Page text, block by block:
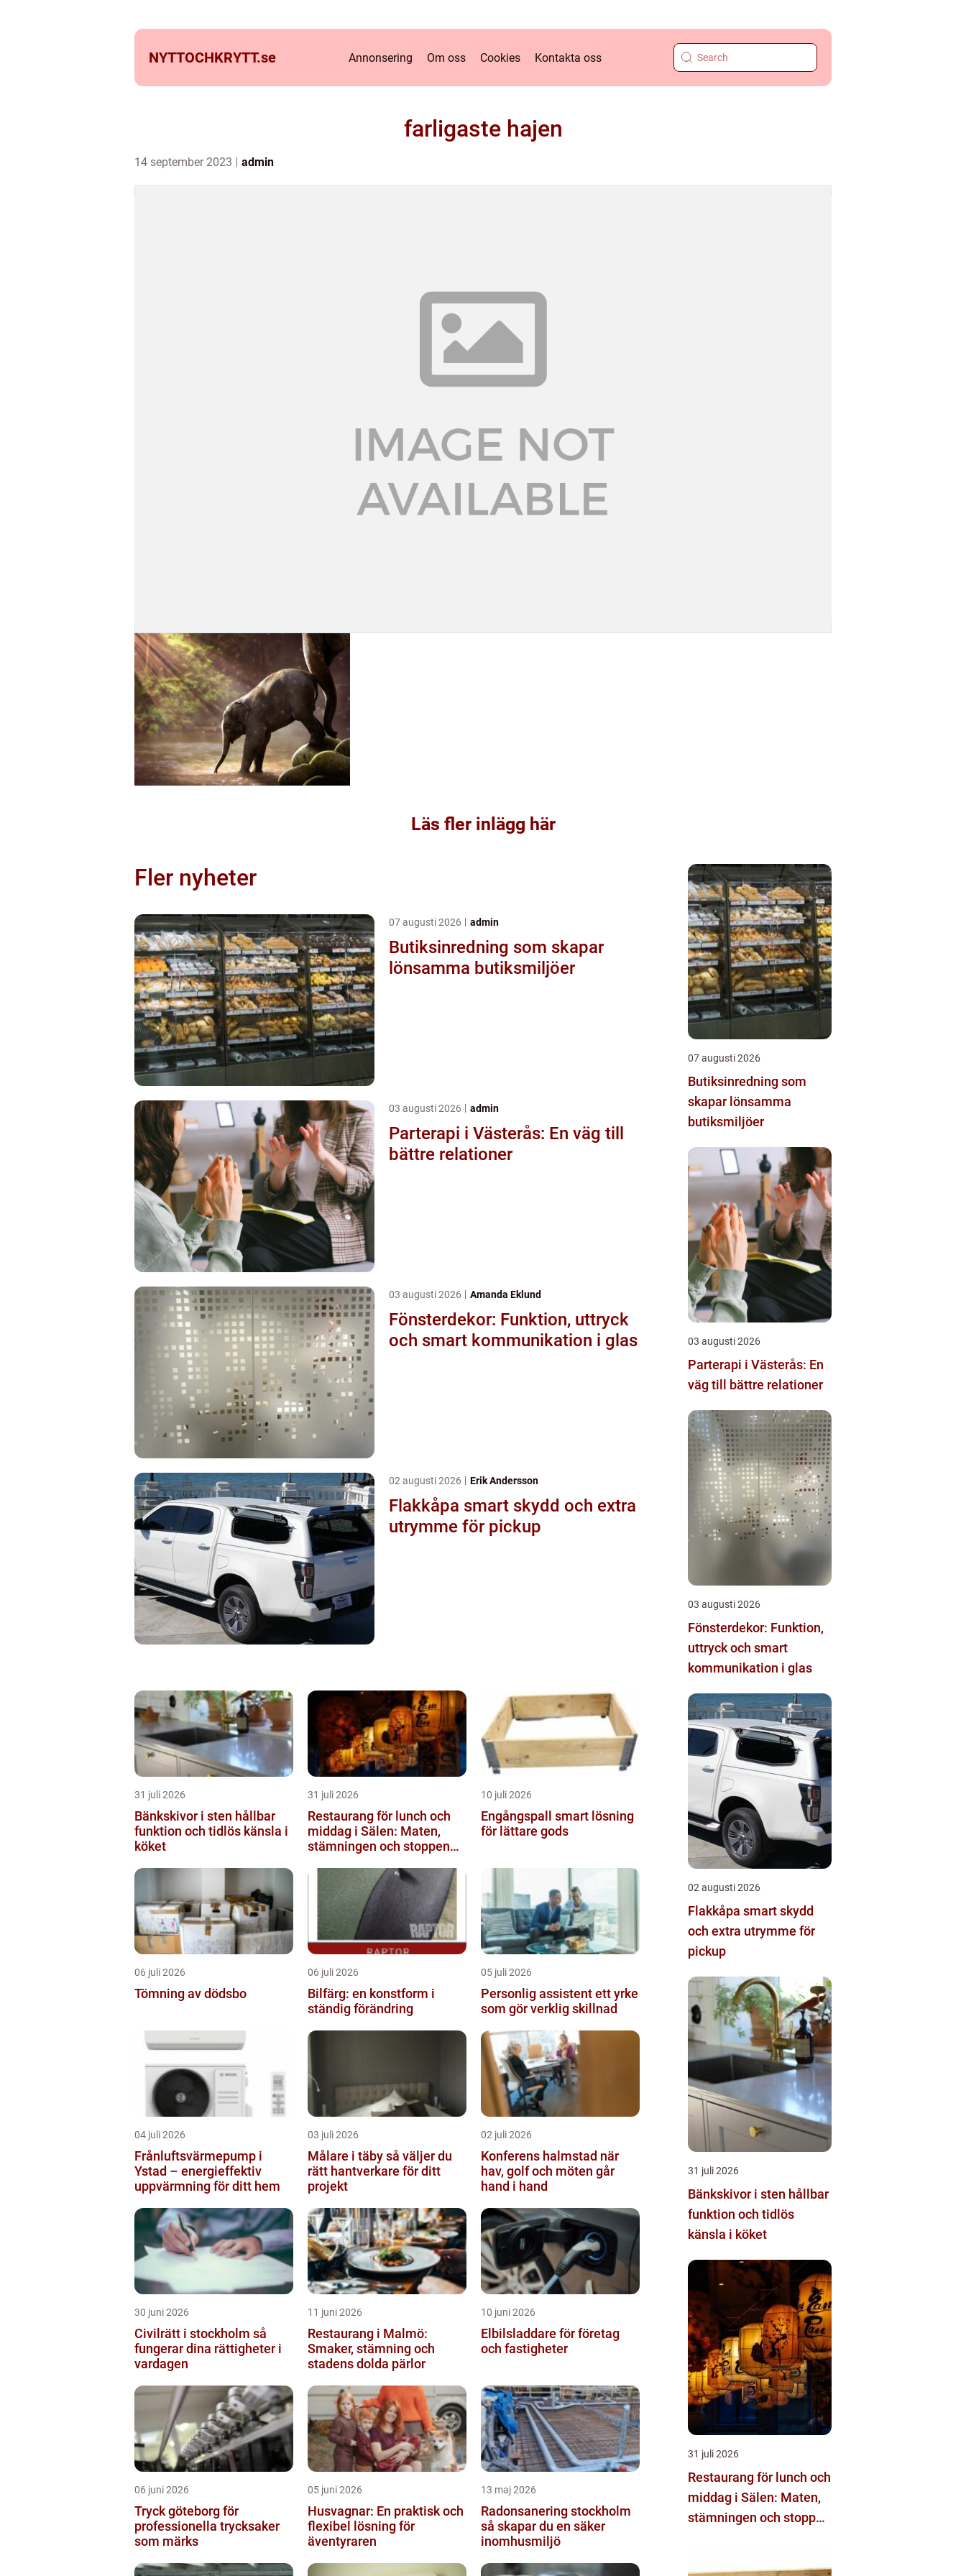
NYTTOCHKRYTT.se Annonsering Om oss Cookies Kontakta oss
farligaste hajen
14 september 2023 admin
Läs fler inlägg här
Fler nyheter
07 augusti 2026 admin
Butiksinredning som skapar
lönsamma butiksmiljöer
03 augusti 2026 admin
Parterapi i Västerås: En väg till
bättre relationer
03 augusti 2026 Amanda Eklund
Fönsterdekor: Funktion, uttryck
och smart kommunikation i glas
02 augusti 2026 Erik Andersson
Flakkåpa smart skydd och extra
utrymme för pickup
31 juli 2026
Bänkskivor i sten hållbar
funktion och tidlös känsla i
köket
31 juli 2026
Restaurang för lunch och
middag i Sälen: Maten,
stämningen och stoppen
10 juli 2026
Engångspall smart lösning
för lättare gods
06 juli 2026
Tömning av dödsbo
06 juli 2026
Bilfärg: en konstform i
ständig förändring
05 juli 2026
Personlig assistent ett yrke
som gör verklig skillnad
04 juli 2026
Frånluftsvärmepump i
Ystad – energieffektiv
uppvärmning för ditt hem
03 juli 2026
Målare i täby så väljer du
rätt hantverkare för ditt
projekt
02 juli 2026
Konferens halmstad när
hav, golf och möten går
hand i hand
30 juni 2026
Civilrätt i stockholm så
fungerar dina rättigheter i
vardagen
11 juni 2026
Restaurang i Malmö:
Smaker, stämning och
stadens dolda pärlor
10 juni 2026
Elbilsladdare för företag
och fastigheter
06 juni 2026
Tryck göteborg för
professionella trycksaker
som märks
05 juni 2026
Husvagnar: En praktisk och
flexibel lösning för
äventyraren
13 maj 2026
Radonsanering stockholm
så skapar du en säker
inomhusmiljö
07 augusti 2026
Butiksinredning som
skapar lönsamma
butiksmiljöer
03 augusti 2026
Parterapi i Västerås: En
väg till bättre relationer
03 augusti 2026
Fönsterdekor: Funktion,
uttryck och smart
kommunikation i glas
02 augusti 2026
Flakkåpa smart skydd
och extra utrymme för
pickup
31 juli 2026
Bänkskivor i sten hållbar
funktion och tidlös
känsla i köket
31 juli 2026
Restaurang för lunch och
middag i Sälen: Maten,
stämningen och stoppen